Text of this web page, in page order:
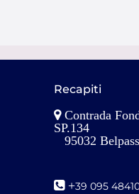
Recapiti
Contrada
SP.134
95032
+39 095